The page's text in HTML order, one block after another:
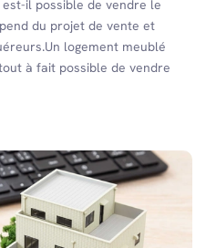
il possible de vendre le
du projet de vente et
logement meublé
à fait possible de vendre